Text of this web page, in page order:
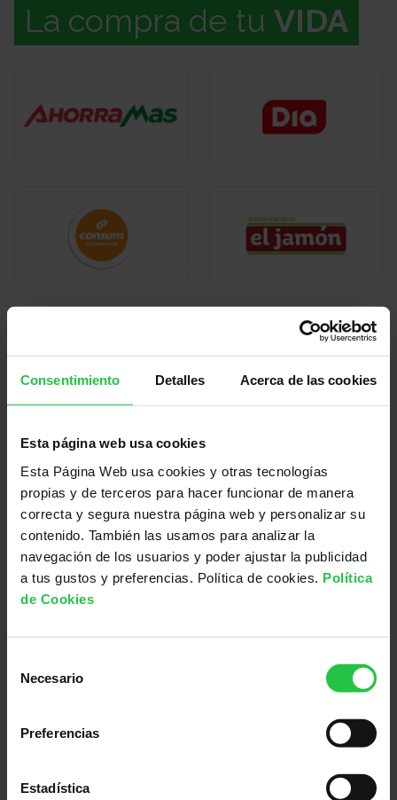
Consentimiento Detalles Acerca de las cookies
Esta página web usa cookies
Esta Página Web usa cookies y otras tecnologías
propias y de terceros para hacer funcionar de manera
correcta y segura nuestra página web y personalizar su
contenido. También las usamos para analizar la
navegación de los usuarios y poder ajustar la publicidad
a tus gustos y preferencias. Política de cookies. Política
de Cookies
Necesario
Preferencias
Estadística
La compra de tu VIDA